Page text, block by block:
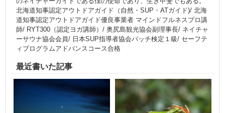
北海道知事認定アウトドアガイド（自然・SUP・ATガイド)/ 北海
道知事認定アウトドアガイド優良事業者 マインドフルネスプロ講
師/ RYT300（認定ヨガ講師）/ 奥尻島観光協会副理事長/ ネイチャ
ーサウナ協会会員/ 日本SUP指導者協会バッチ検定１級/ セーフテ
ィプログラムアドバンスコース合格
最近書いた記事